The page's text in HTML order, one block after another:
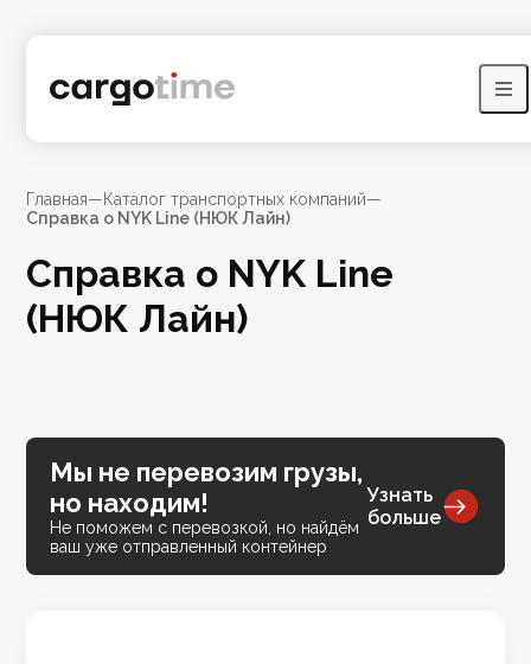
Главная—Каталог транспортных компаний—
Справка о NYK Line (НЮК Лайн)
Справка о NYK Line
(НЮК Лайн)
Мы не перевозим грузы,
но находим!
Не поможем с перевозкой, но найдём
ваш уже отправленный контейнер
Узнать
больше